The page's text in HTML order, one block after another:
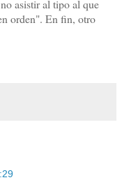
asistir al tipo al que
orden". En fin, otro